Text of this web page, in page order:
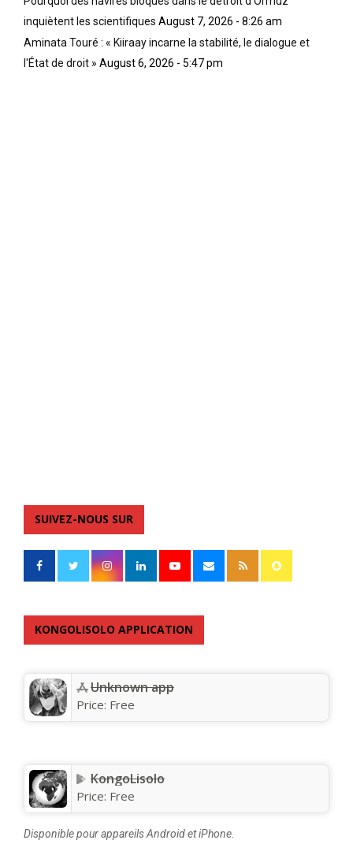
inquiètent les scientifiques August 7, 2026 - 8:26 am
Aminata Touré : « Kiiraay incarne la stabilité, le dialogue et
l'État de droit » August 6, 2026 - 5:47 pm
SUIVEZ-NOUS SUR
KONGOLISOLO APPLICATION
Unknown app
Price: Free
KongoLisolo
Price: Free
Disponible pour appareils Android et iPhone.